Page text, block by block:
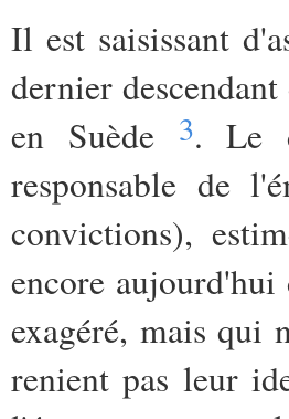
Il est saisissant
dernier
en Suède 3. Le
responsable de
convictions),
encore
exagéré, mais qui
renient pas leur